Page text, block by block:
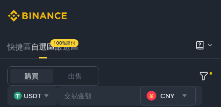
快捷區自選區嚴選區
100%賠付
購買 出售
USDT CNY